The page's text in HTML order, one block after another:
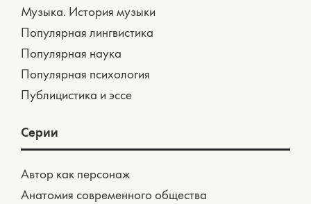
Музыка. История музыки
Популярная лингвистика
Популярная наука
Популярная психология
Публицистика и эссе
Серии
Автор как персонаж
Анатомия современного общества